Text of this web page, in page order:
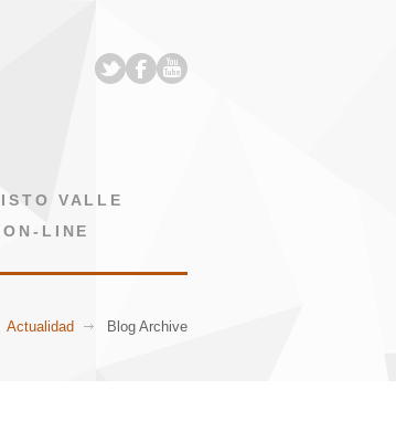
VALLE
LINE
Actualidad Blog Archive